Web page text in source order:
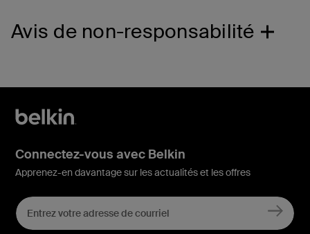
Avis de non-responsabilité
Connectez-vous avec Belkin
Apprenez-en davantage sur les actualités et les offres